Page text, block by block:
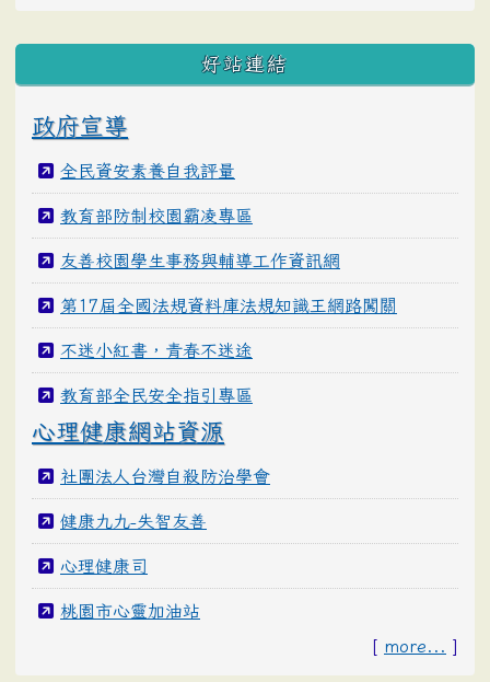
好站連結
政府宣導
全民資安素養自我評量
教育部防制校園霸凌專區
友善校園學生事務與輔導工作資訊網
第17屆全國法規資料庫法規知識王網路闖關
不迷小紅書，青春不迷途
教育部全民安全指引專區
心理健康網站資源
社團法人台灣自殺防治學會
健康九九-失智友善
心理健康司
桃園市心靈加油站
[ more... ]